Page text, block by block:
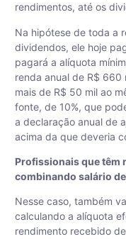
rendimentos, até os
Na hipótese de toda a
dividendos, ele hoje
pagará a alíquota
renda anual de R$ 660
mais de R$ 50 mil ao
fonte, de 10%, que
a declaração anual de
acima da que deveria
Profissionais que têm
combinando salário
Nesse caso, também
calculando a alíquota
rendimento recebido